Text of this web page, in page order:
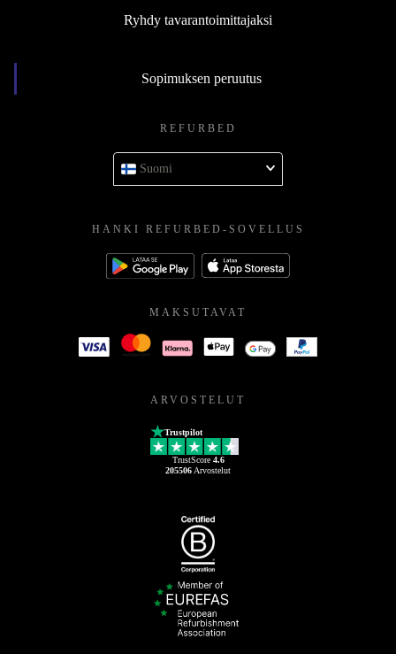
Ryhdy tavarantoimittajaksi
Sopimuksen peruutus
REFURBED
Suomi
HANKI REFURBED-SOVELLUS
MAKSUTAVAT
ARVOSTELUT
Trustpilot
TrustScore 4.6
205506 Arvostelut